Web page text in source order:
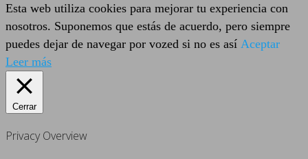
Esta web utiliza cookies para mejorar tu experiencia con
nosotros. Suponemos que estás de acuerdo, pero siempre
puedes dejar de navegar por vozed si no es así Aceptar
Leer más
Cerrar
Privacy Overview